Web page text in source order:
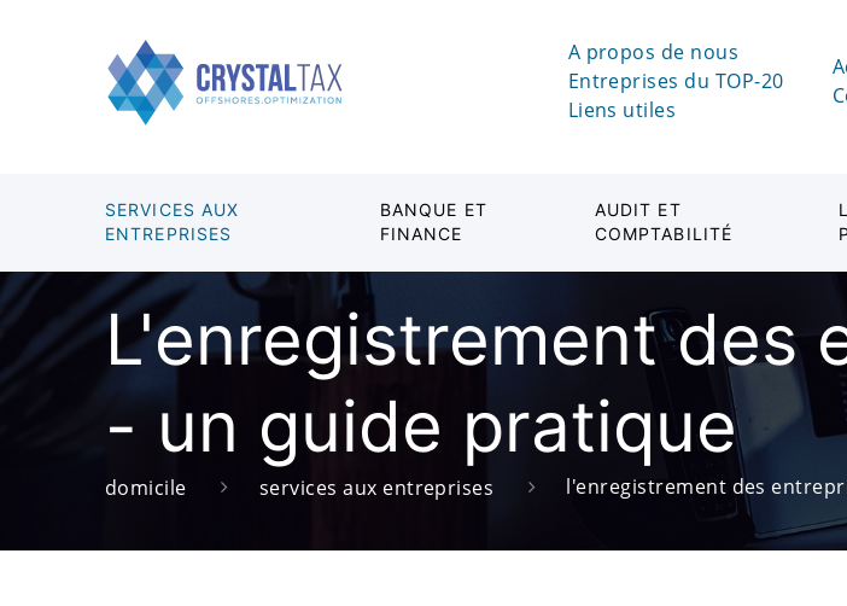
A propos de nous
Entreprises du TOP-20
Liens utiles
SERVICES AUX
ENTREPRISES
BANQUE ET
FINANCE
AUDIT ET
COMPTABILITÉ
L'enregistrement des
- un guide pratique
domicile services aux entreprises l'enregistrement des